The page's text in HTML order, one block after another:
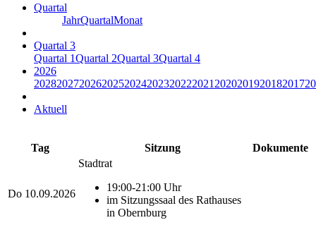
Quartal
JahrQuartalMonat
Quartal 3
Quartal 1Quartal 2Quartal 3Quartal 4
2026
20282027202620252024202320222021 2020201920182017
Aktuell
Tag Sitzung Dokumente
Do 10.09.2026
Stadtrat
19:00-21:00 Uhr
im Sitzungssaal des Rathauses
in Obernburg